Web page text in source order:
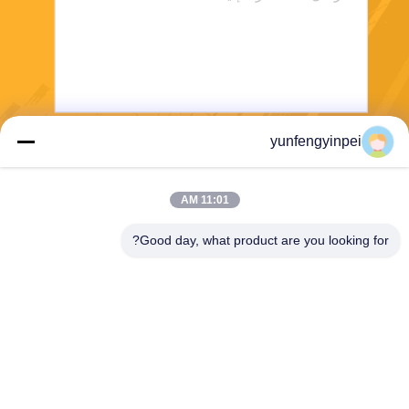
yunfengyinpei
11:01 AM
Good day, what product are you looking for?